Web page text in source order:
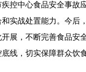
控中心食品安全事故
实战处置能力。今后
展，不断完善食品安
线，切实保障群众饮